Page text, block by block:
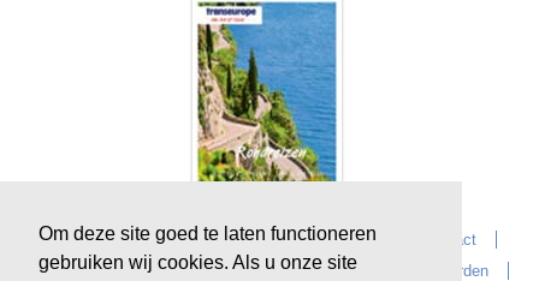
Om deze site goed te laten functioneren
gebruiken wij cookies. Als u onze site
Home Over Transeurope Vacatures
Contact
Vragen?
Reiskantoren Extras Reisvoorwaarden